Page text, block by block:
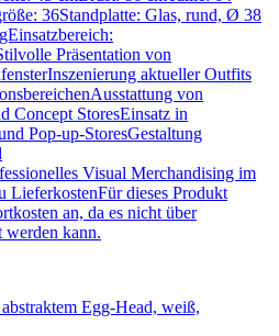
36Standplatte: Glas, rund, Ø 38
Präsentation von
aktueller Outfits
von
Concept StoresEinsatz in
Pop-up-StoresGestaltung
Visual Merchandising im
LieferkostenFür dieses Produkt
an, da es nicht über
werden kann.